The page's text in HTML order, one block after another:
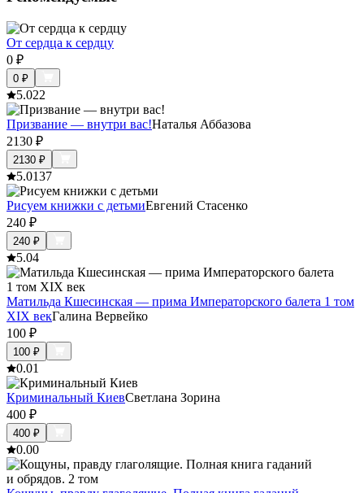
От сердца к сердцу
0 ₽
0 ₽
5.022
Призвание — внутри вас!Наталья Аббазова
2130 ₽
2130 ₽
5.0137
Рисуем книжки с детьмиЕвгений Стасенко
240 ₽
240 ₽
5.04
Матильда Кшесинская — прима Императорского балета 1 том
XIX векГалина Вервейко
100 ₽
100 ₽
0.01
Криминальный КиевСветлана Зорина
400 ₽
400 ₽
0.00